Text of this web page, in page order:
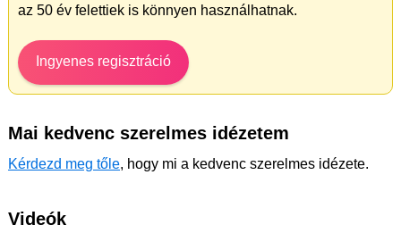
az 50 év felettiek is könnyen használhatnak.
Ingyenes regisztráció
Mai kedvenc szerelmes idézetem
Kérdezd meg tőle, hogy mi a kedvenc szerelmes idézete.
Videók